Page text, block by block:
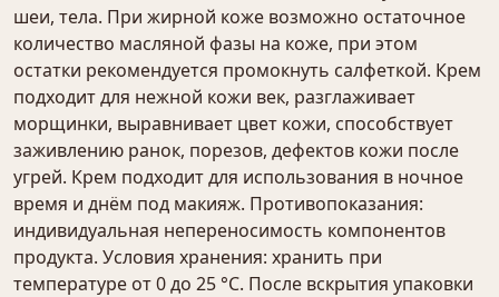
шеи, тела. При жирной коже возможно остаточное
количество масляной фазы на коже, при этом
остатки рекомендуется промокнуть салфеткой. Крем
подходит для нежной кожи век, разглаживает
морщинки, выравнивает цвет кожи, способствует
заживлению ранок, порезов, дефектов кожи после
угрей. Крем подходит для использования в ночное
время и днём под макияж. Противопоказания:
индивидуальная непереносимость компонентов
продукта. Условия хранения: хранить при
температуре от 0 до 25 °С. После вскрытия упаковки